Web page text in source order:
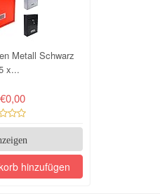
Metall Schwarz
x...
€0,00
hinzufügen